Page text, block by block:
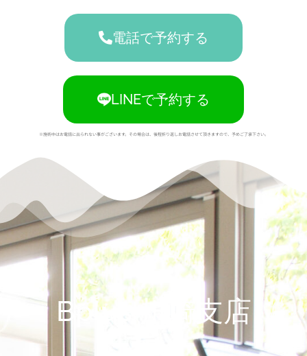
電話で予約する
LINEで予約する
※施術中はお電話に出られない事がございます。その場合は、後程折り返しお電話させて頂きますので、予めご了承下さい。
Bplus 川崎支店